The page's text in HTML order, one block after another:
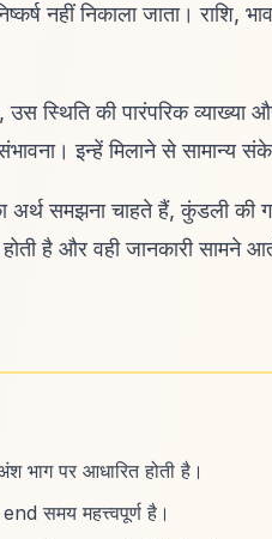
नहीं निकाला जाता। राशि,
स्थिति की पारंपरिक व्याख्या
इन्हें मिलाने से सामान्य
समझना चाहते हैं, कुंडली की
है और वही जानकारी सामने
भाग पर आधारित होती है।
समय महत्त्वपूर्ण है।